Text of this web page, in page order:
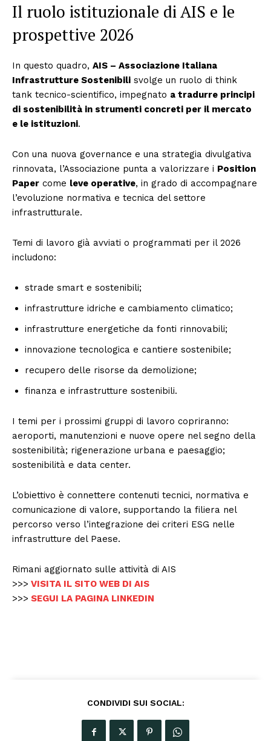
Il ruolo istituzionale di AIS e le
prospettive 2026
In questo quadro, AIS – Associazione Italiana
Infrastrutture Sostenibili svolge un ruolo di think
tank tecnico-scientifico, impegnato a tradurre principi
di sostenibilità in strumenti concreti per il mercato
e le istituzioni.
Con una nuova governance e una strategia divulgativa
rinnovata, l’Associazione punta a valorizzare i Position
Paper come leve operative, in grado di accompagnare
l’evoluzione normativa e tecnica del settore
infrastrutturale.
Temi di lavoro già avviati o programmati per il 2026
includono:
strade smart e sostenibili;
infrastrutture idriche e cambiamento climatico;
infrastrutture energetiche da fonti rinnovabili;
innovazione tecnologica e cantiere sostenibile;
recupero delle risorse da demolizione;
finanza e infrastrutture sostenibili.
I temi per i prossimi gruppi di lavoro copriranno:
aeroporti, manutenzioni e nuove opere nel segno della
sostenibilità; rigenerazione urbana e paesaggio;
sostenibilità e data center.
L’obiettivo è connettere contenuti tecnici, normativa e
comunicazione di valore, supportando la filiera nel
percorso verso l’integrazione dei criteri ESG nelle
infrastrutture del Paese.
Rimani aggiornato sulle attività di AIS
>>> VISITA IL SITO WEB DI AIS
>>> SEGUI LA PAGINA LINKEDIN
CONDIVIDI SUI SOCIAL: